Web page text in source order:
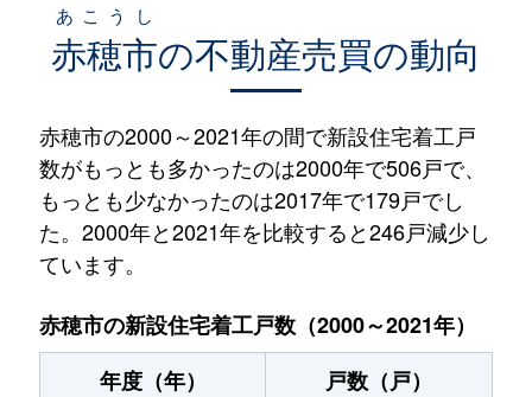
赤穂市
あこうし
の不動産売買の動向
赤穂市の2000～2021年の間で新設住宅着工戸
数がもっとも多かったのは2000年で506戸で、
もっとも少なかったのは2017年で179戸でし
た。2000年と2021年を比較すると246戸減少し
ています。
赤穂市の新設住宅着工戸数（2000～2021年）
年度（年）
戸数（戸）